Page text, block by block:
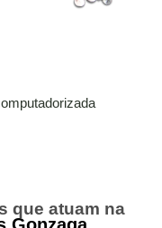
que atuam na